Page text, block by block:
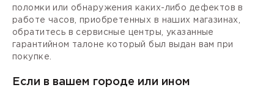
поломки или обнаружения каких-либо дефектов в
работе часов, приобретенных в наших магазинах,
обратитесь в сервисные центры, указанные
гарантийном талоне который был выдан вам при
покупке.
Если в вашем городе или ином